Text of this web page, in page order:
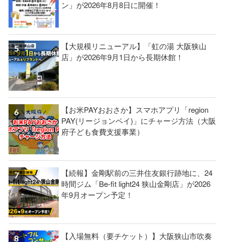
ン」が2026年8月8日に開催！
【大規模リニューアル】「虹の湯 大阪狭山
店」が2026年9月1日から長期休館！
【お米PAYおおさか】スマホアプリ「region
PAY(リージョンペイ)」にチャージ方法（大阪
府子ども食費支援事業）
【続報】金剛駅前の三井住友銀行跡地に、24
時間ジム「Be-fit light24 狭山金剛店」が2026
年9月オープン予定！
【入場無料（要チケット）】大阪狭山市吹奏